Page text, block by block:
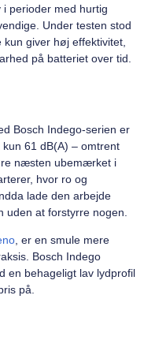
perioder med hurtig
Under testen stod
kun giver høj effektivitet,
på batteriet over tid.
Bosch Indego-serien er
61 dB(A) – omtrent
næsten ubemærket i
hvor ro og
lade den arbejde
uden at forstyrre nogen.
, er en smule mere
Bosch Indego
en behageligt lav lydprofil
på.